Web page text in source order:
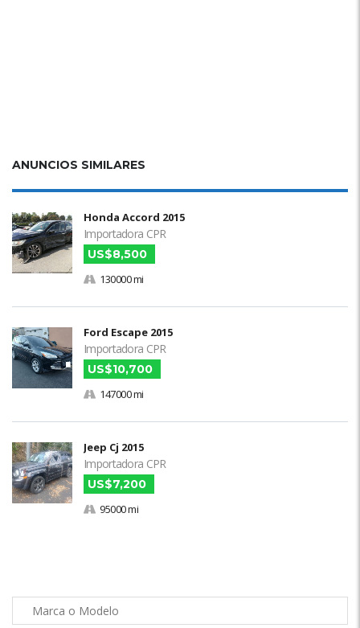
ANUNCIOS SIMILARES
Honda Accord 2015
Importadora CPR
US$8,500
130000 mi
Ford Escape 2015
Importadora CPR
US$10,700
147000 mi
Jeep Cj 2015
Importadora CPR
US$7,200
95000 mi